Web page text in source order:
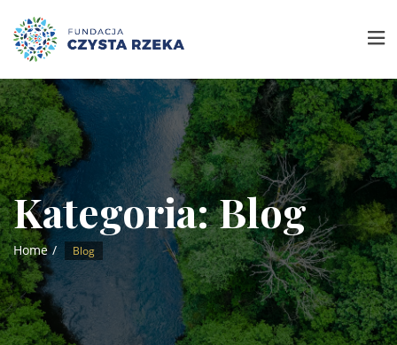
Kategoria:Blog
Home Blog